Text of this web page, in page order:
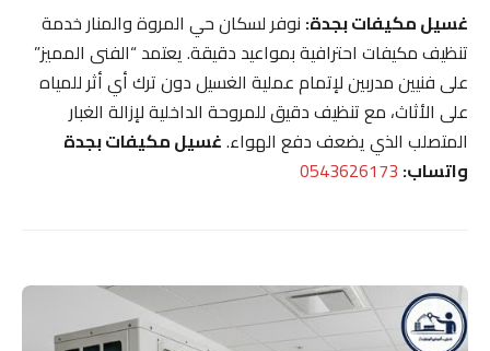
غسيل مكيفات بجدة:نوفر لسكان حي المروة والمنار خدمة
تنظيف مكيفات احترافية بمواعيد دقيقة. يعتمد “الفنى المميز”
على فنيين مدربين لإتمام عملية الغسيل دون ترك أي أثر للمياه
على الأثاث، مع تنظيف دقيق للمروحة الداخلية لإزالة الغبار
المتصلب الذي يضعف دفع الهواء.غسيل مكيفات بجدة
واتساب:0543626173